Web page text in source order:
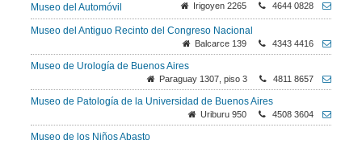
Museo del Automóvil Irigoyen 2265 4644 0828
Museo del Antiguo Recinto del Congreso Nacional
Balcarce 139 4343 4416
Museo de Urología de Buenos Aires
Paraguay 1307, piso 3 4811 8657
Museo de Patología de la Universidad de Buenos Aires
Uriburu 950 4508 3604
Museo de los Niños Abasto